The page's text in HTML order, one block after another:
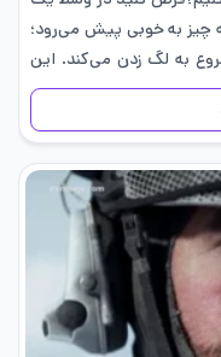
چیز به خوبی پیش می‌رود؛
به لگ زدن می‌کند. این